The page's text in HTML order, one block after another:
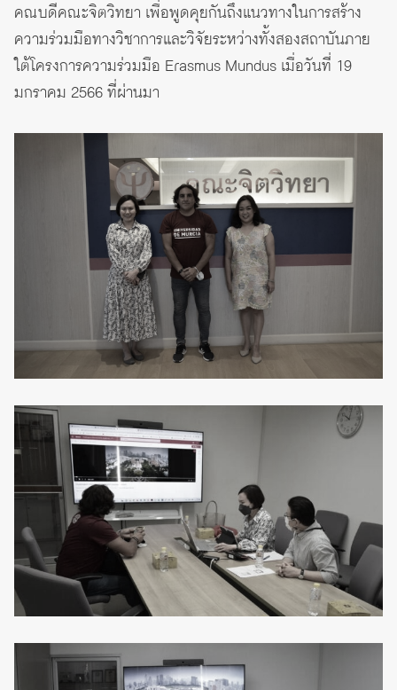
คณบดีคณะจิตวิทยา เพื่อพูดคุยกันถึงแนวทางในการสร้าง
ความร่วมมือทางวิชาการและวิจัยระหว่างทั้งสองสถาบันภาย
ใต้โครงการความร่วมมือ Erasmus Mundus เมื่อวันที่ 19
มกราคม 2566 ที่ผ่านมา